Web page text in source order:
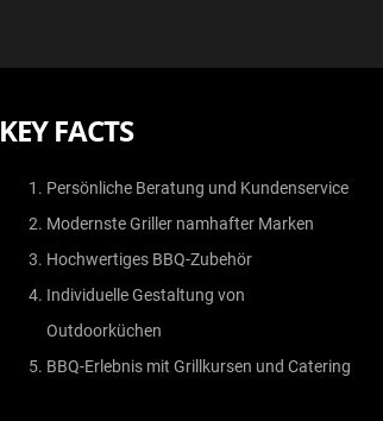
KEY FACTS
Persönliche Beratung und Kundenservice
Modernste Griller namhafter Marken
Hochwertiges BBQ-Zubehör
Individuelle Gestaltung von
Outdoorküchen
BBQ-Erlebnis mit Grillkursen und Catering